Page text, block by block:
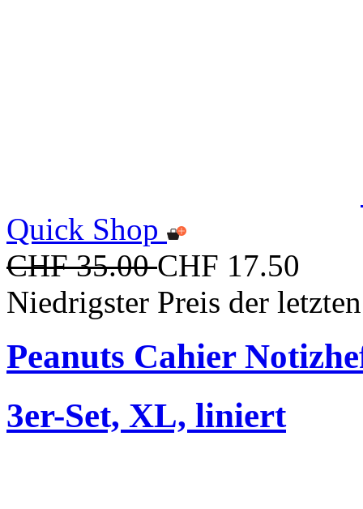
Quick Shop
CHF 35.00CHF 17.50
Niedrigster Preis der
Peanuts Cahier
3er-Set, XL, liniert